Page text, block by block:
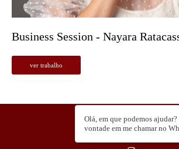
Business Session - Nayara
ver trabalho
FLASH STUDIO/CONTATO
Olá, em que podemos ajudar?
vontade em me chamar no